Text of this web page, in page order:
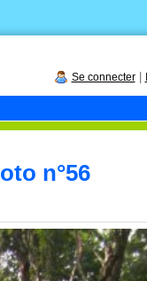
Se connecter|
n°56